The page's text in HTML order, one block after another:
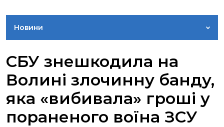
Новини
ВІДЕОГАЛЕРЕЯ
КОНТАКТИ ПРЕСЦЕНТРУ
СБУ знешкодила на
Волині злочинну банду,
яка «вибивала» гроші у
пораненого воїна ЗСУ